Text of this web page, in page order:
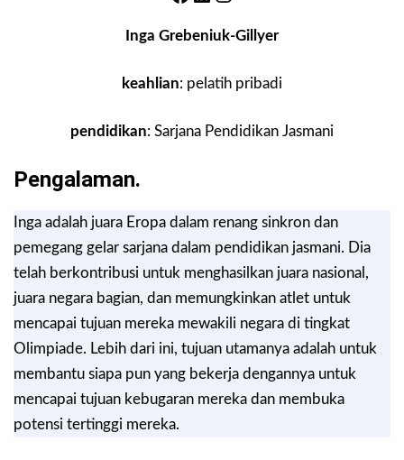
Inga Grebeniuk-Gillyer
keahlian: pelatih pribadi
pendidikan: Sarjana Pendidikan Jasmani
Pengalaman.
Inga adalah juara Eropa dalam renang sinkron dan
pemegang gelar sarjana dalam pendidikan jasmani. Dia
telah berkontribusi untuk menghasilkan juara nasional,
juara negara bagian, dan memungkinkan atlet untuk
mencapai tujuan mereka mewakili negara di tingkat
Olimpiade. Lebih dari ini, tujuan utamanya adalah untuk
membantu siapa pun yang bekerja dengannya untuk
mencapai tujuan kebugaran mereka dan membuka
potensi tertinggi mereka.